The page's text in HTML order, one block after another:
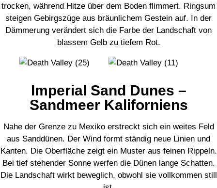
trocken, während Hitze über dem Boden flimmert. Ringsum
steigen Gebirgszüge aus bräunlichem Gestein auf. In der
Dämmerung verändert sich die Farbe der Landschaft von
blassem Gelb zu tiefem Rot.
Imperial Sand Dunes –
Sandmeer Kaliforniens
Nahe der Grenze zu Mexiko erstreckt sich ein weites Feld
aus Sanddünen. Der Wind formt ständig neue Linien und
Kanten. Die Oberfläche zeigt ein Muster aus feinen Rippeln.
Bei tief stehender Sonne werfen die Dünen lange Schatten.
Die Landschaft wirkt beweglich, obwohl sie vollkommen still